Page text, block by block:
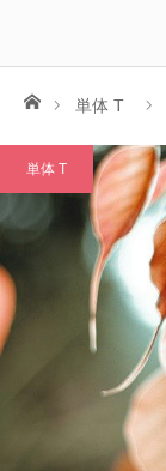
ホーム単体 T
単体 T